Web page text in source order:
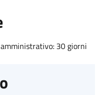
30 giorni